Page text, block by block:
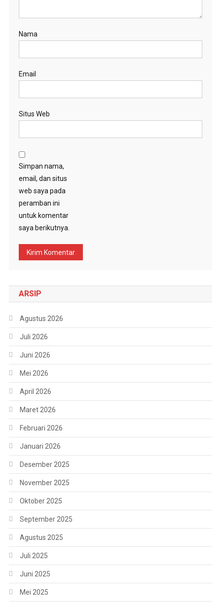
Nama
Email
Situs Web
Simpan nama,
email, dan situs
web saya pada
peramban ini
untuk komentar
saya berikutnya.
ARSIP
Agustus 2026
Juli 2026
Juni 2026
Mei 2026
April 2026
Maret 2026
Februari 2026
Januari 2026
Desember 2025
November 2025
Oktober 2025
September 2025
Agustus 2025
Juli 2025
Juni 2025
Mei 2025